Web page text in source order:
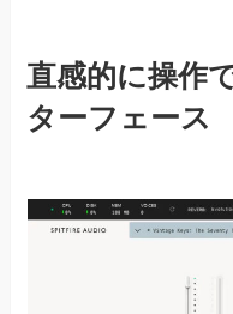
直感的に操作
ターフェース